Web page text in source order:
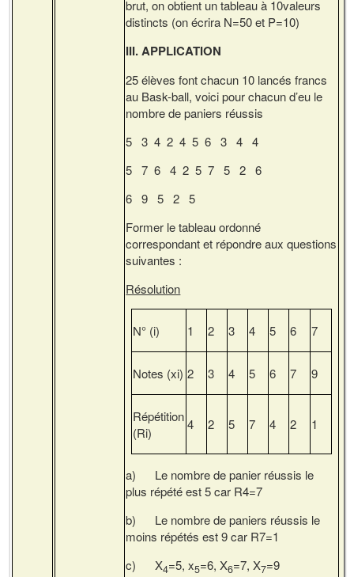
brut, on obtient un tableau à 10valeurs
distincts (on écrira N=50 et P=10)
III. APPLICATION
25 élèves font chacun 10 lancés francs
au Bask-ball, voici pour chacun d’eu le
nombre de paniers réussis
5 3 4 2 4 5 6 3 4 4
5 7 6 4 2 5 7 5 2 6
6 9 5 2 5
Former le tableau ordonné
correspondant et répondre aux questions
suivantes :
Résolution
N° (i) 1 2 3 4 5 6 7
Notes (xi) 2 3 4 5 6 7 9
Répétition
(Ri)
4 2 5 7 4 2 1
a) Le nombre de panier réussis le
plus répété est 5 car R4=7
b) Le nombre de paniers réussis le
moins répétés est 9 car R7=1
c) X4=5, x5=6, X6=7, X7=9